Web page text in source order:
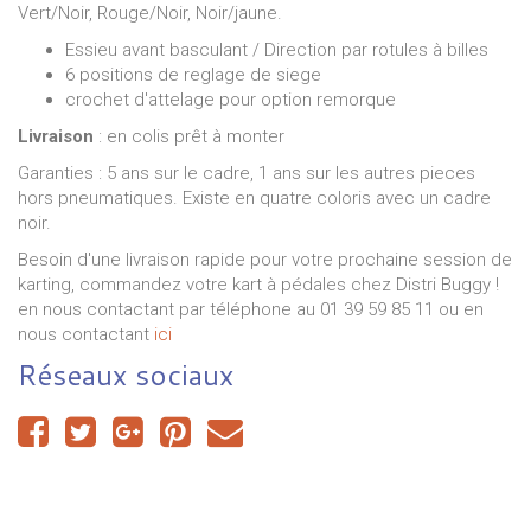
Vert/Noir, Rouge/Noir, Noir/jaune.
Essieu avant basculant / Direction par rotules à billes
6 positions de reglage de siege
crochet d'attelage pour option remorque
Livraison : en colis prêt à monter
Garanties : 5 ans sur le cadre, 1 ans sur les autres pieces
hors pneumatiques. Existe en quatre coloris avec un cadre
noir.
Besoin d'une livraison rapide pour votre prochaine session de
karting, commandez votre kart à pédales chez Distri Buggy !
en nous contactant par téléphone au 01 39 59 85 11 ou en
nous contactant ici
Réseaux sociaux